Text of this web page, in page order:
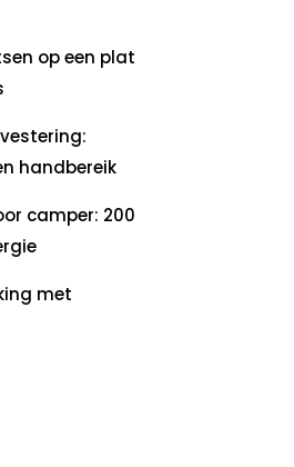
op een plat
handbereik
camper: 200
met